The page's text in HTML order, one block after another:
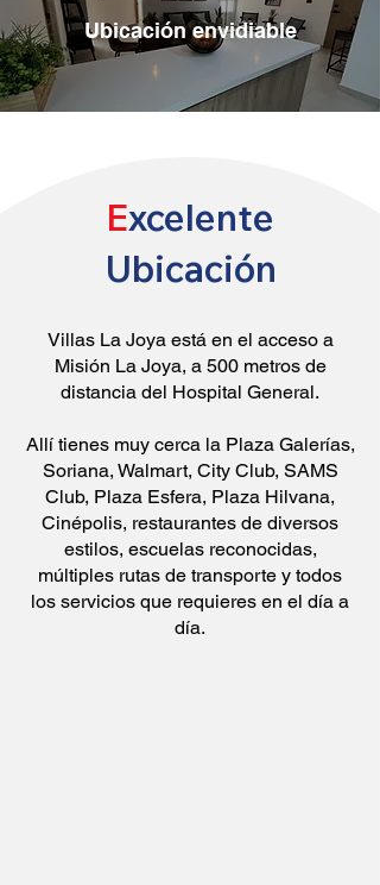
Ubicación envidiable
Excelente
Ubicación
Villas La Joya está en el acceso a
Misión La Joya, a 500 metros de
distancia del Hospital General.
Allí tienes muy cerca la Plaza Galerías,
Soriana, Walmart, City Club, SAMS
Club, Plaza Esfera, Plaza Hilvana,
Cinépolis, restaurantes de diversos
estilos, escuelas reconocidas,
múltiples rutas de transporte y todos
los servicios que requieres en el día a
día.